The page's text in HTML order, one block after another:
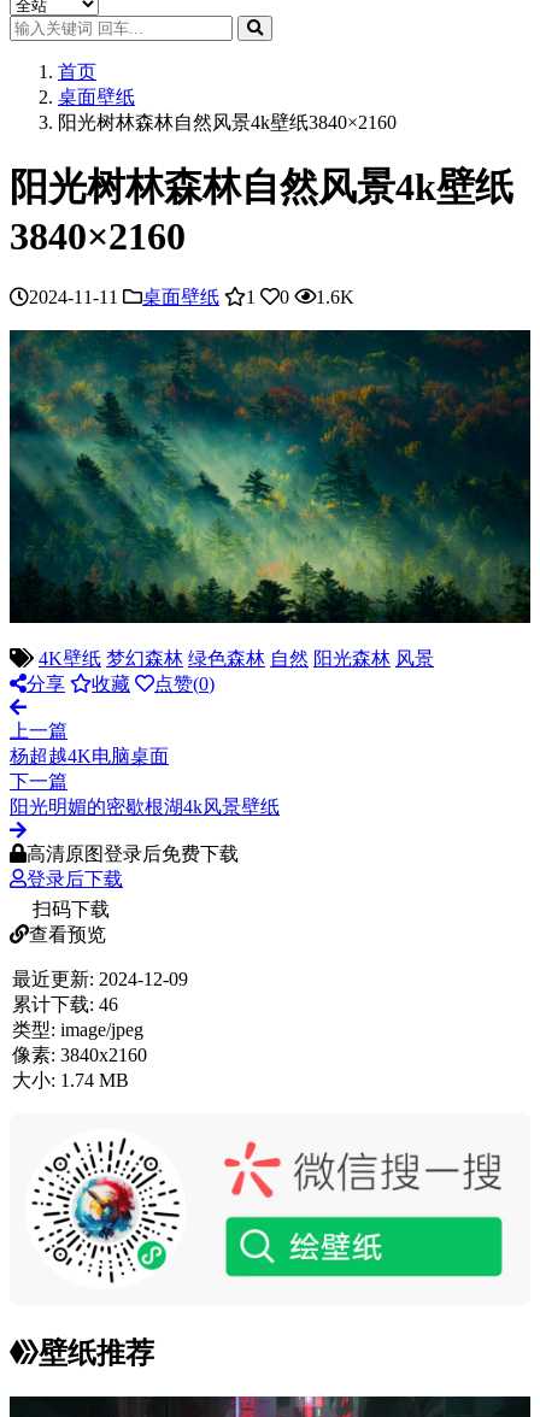
首页
桌面壁纸
阳光树林森林自然风景4k壁纸3840×2160
阳光树林森林自然风景4k壁纸
3840×2160
2024-11-11 桌面壁纸 1 0 1.6K
4K壁纸 梦幻森林 绿色森林 自然 阳光森林 风景
分享
收藏 点赞(0)
上一篇
杨超越4K电脑桌面
下一篇
阳光明媚的密歇根湖4k风景壁纸
高清原图登录后免费下载
登录后下载
扫码下载
查看预览
最近更新: 2024-12-09
累计下载: 46
类型: image/jpeg
像素: 3840x2160
大小: 1.74 MB
壁纸推荐